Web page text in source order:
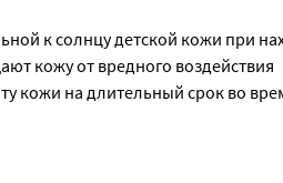
к солнцу детской кожи при
кожу от вредного воздействия
кожи на длительный срок во
и тела до полного